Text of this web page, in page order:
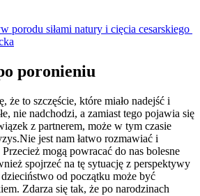
porodu siłami natury i cięcia cesarskiego
poronieniu
że to szczęście, które miało nadejść i
nie nadchodzi, a zamiast tego pojawia się
z partnerem, może w tym czasie
jest nam łatwo rozmawiać i
mogą powracać do nas bolesne
spojrzeć na tę sytuację z perspektywy
od początku może być
Zdarza się tak, że po narodzinach